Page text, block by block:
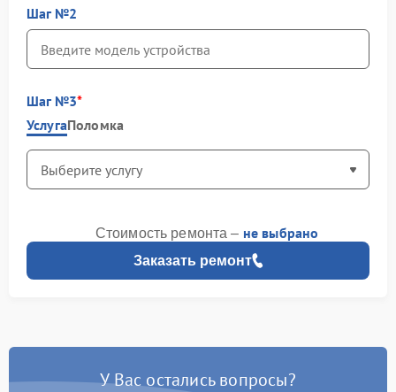
Шаг №2
Шаг №3
УслугаПоломка
Заказать ремонт
Стоимость ремонта – не выбрано
У Вас остались вопросы?